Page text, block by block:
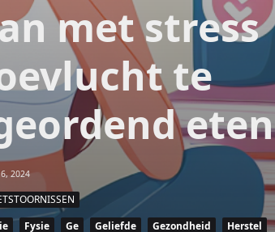
met stress
te
eten
2024
Fysie Ge Geliefde Gezondheid
Herstel